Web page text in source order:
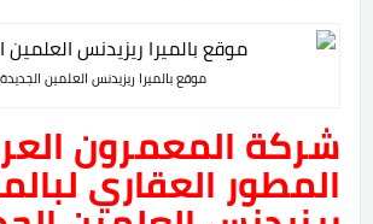
موقع بالميرا ريزيدنس العلمين الجديدة
شركة المعمرون
المطور العقاري